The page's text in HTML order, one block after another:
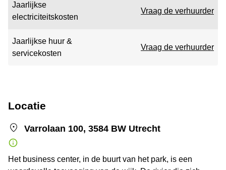
Jaarlijkse
electriciteitskosten
Vraag de verhuurder
Jaarlijkse huur &
servicekosten
Vraag de verhuurder
Locatie
Varrolaan 100, 3584 BW Utrecht
Het business center, in de buurt van het park, is een